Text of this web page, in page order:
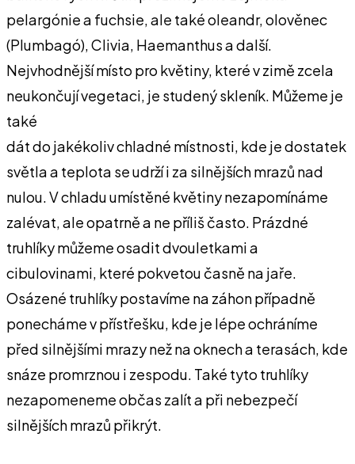
pelargónie a fuchsie, ale také oleandr, olověnec
(Plumbagó), Clivia, Haemanthus a další.
Nejvhodnější místo pro květiny, které v zimě zcela
neukončují vegetaci, je studený skleník. Můžeme je
také
dát do jakékoliv chladné místnosti, kde je dostatek
světla a teplota se udrží i za silnějších mrazů nad
nulou. V chladu umístěné květiny nezapomínáme
zalévat, ale opatrně a ne příliš často. Prázdné
truhlíky můžeme osadit dvouletkami a
cibulovinami, které pokvetou časně na jaře.
Osázené truhlíky postavíme na záhon případně
ponecháme v přístřešku, kde je lépe ochráníme
před silnějšími mrazy než na oknech a terasách, kde
snáze promrznou i zespodu. Také tyto truhlíky
nezapomeneme občas zalít a při nebezpečí
silnějších mrazů přikrýt.